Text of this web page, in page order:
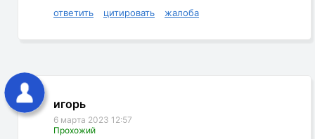
ответить цитировать жалоба
игорь
6 марта 2023 12:57
Прохожий